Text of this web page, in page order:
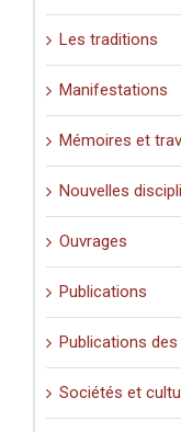
Les traditions
Manifestations
Mémoires et
Nouvelles
Ouvrages
Publications
Publications
Sociétés et